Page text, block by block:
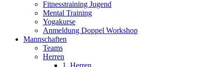
Fitnesstraining Jugend
Mental Training
Yogakurse
Anmeldung Doppel Workshop
Mannschaften
Teams
Herren
1. Herren